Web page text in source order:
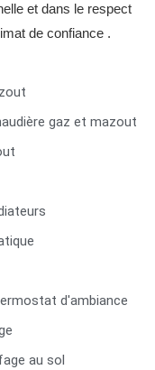
et dans le respect
de confiance .
gaz et mazout
d'ambiance
au sol